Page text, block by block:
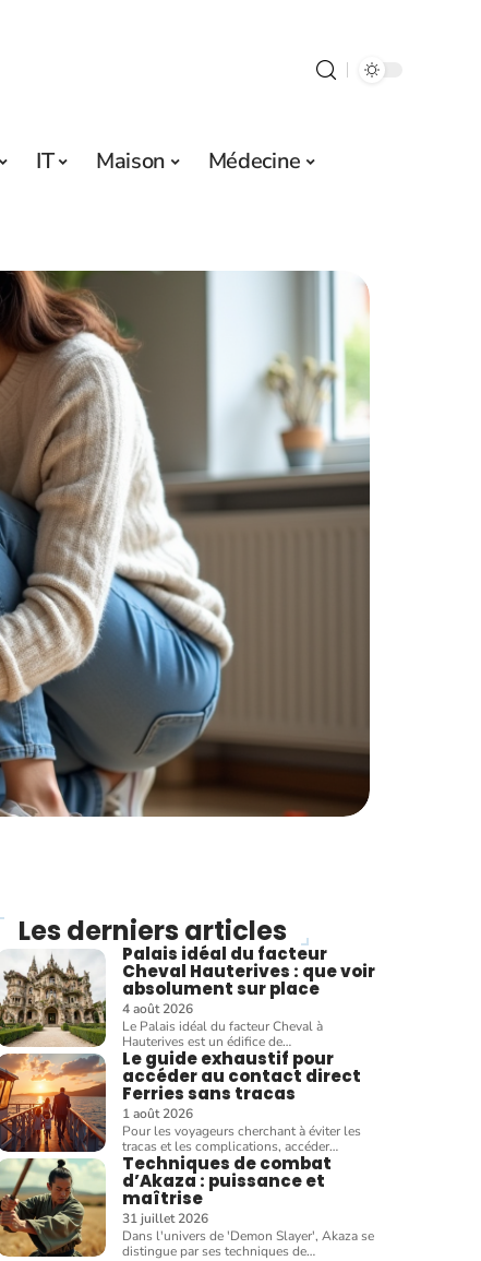
IT Maison
Médecine
Les derniers articles
Palais idéal du facteur
Cheval Hauterives : que voir
absolument sur place
4 août 2026
Le Palais idéal du facteur Cheval à
Hauterives est un édifice de…
Le guide exhaustif pour
accéder au contact direct
Ferries sans tracas
1 août 2026
Pour les voyageurs cherchant à éviter les
tracas et les complications, accéder…
Techniques de combat
d’Akaza : puissance et
maîtrise
31 juillet 2026
Dans l'univers de 'Demon Slayer', Akaza se
distingue par ses techniques de…